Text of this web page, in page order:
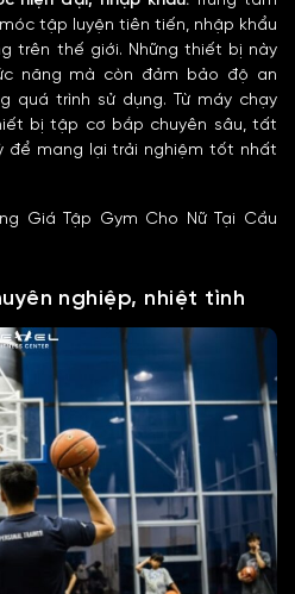
tập luyện tiên tiến, nhập khẩu
trên thế giới. Những thiết bị này
năng mà còn đảm bảo độ an
quá trình sử dụng. Từ máy chạy
bị tập cơ bắp chuyên sâu, tất
để mang lại trải nghiệm tốt nhất
Giá Tập Gym Cho Nữ Tại Cầu
nghiệp, nhiệt tình